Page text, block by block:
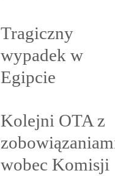
Tragiczny
wypadek w
Egipcie
Kolejni OTA z
wobec Komisji